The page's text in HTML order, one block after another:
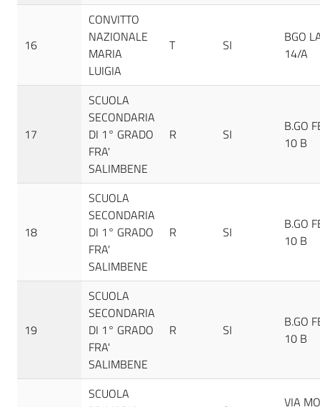
16
CONVITTO
NAZIONALE
MARIA
LUIGIA
T SI
BGO
14/A
17
SCUOLA
SECONDARIA
DI 1° GRADO
FRA'
SALIMBENE
R SI
B.GO
10 B
18
SCUOLA
SECONDARIA
DI 1° GRADO
FRA'
SALIMBENE
R SI
B.GO
10 B
19
SCUOLA
SECONDARIA
DI 1° GRADO
FRA'
SALIMBENE
R SI
B.GO
10 B
SCUOLA
VIA